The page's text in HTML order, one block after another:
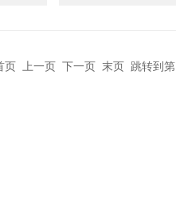
页 上一页 下一页 末页 跳转到第